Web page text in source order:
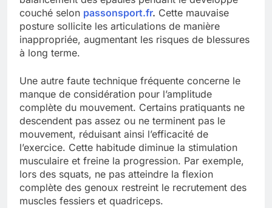
couché selon passonsport.fr. Cette mauvaise
posture sollicite les articulations de manière
inappropriée, augmentant les risques de blessures
à long terme.
Une autre faute technique fréquente concerne le
manque de considération pour l’amplitude
complète du mouvement. Certains pratiquants ne
descendent pas assez ou ne terminent pas le
mouvement, réduisant ainsi l’efficacité de
l’exercice. Cette habitude diminue la stimulation
musculaire et freine la progression. Par exemple,
lors des squats, ne pas atteindre la flexion
complète des genoux restreint le recrutement des
muscles fessiers et quadriceps.